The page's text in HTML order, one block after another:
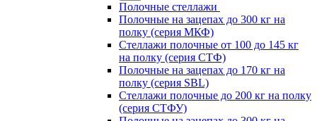
Полочные стеллажи
Полочные на зацепах до 300 кг на
полку (серия МКФ)
Стеллажи полочные от 100 до 145 кг
на полку (серия СТФ)
Полочные на зацепах до 170 кг на
полку (серия SBL)
Стеллажи полочные до 200 кг на полку
(серия СТФУ)